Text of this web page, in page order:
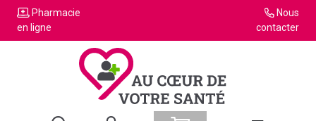
Pharmacie
en ligne
Nous
contacter